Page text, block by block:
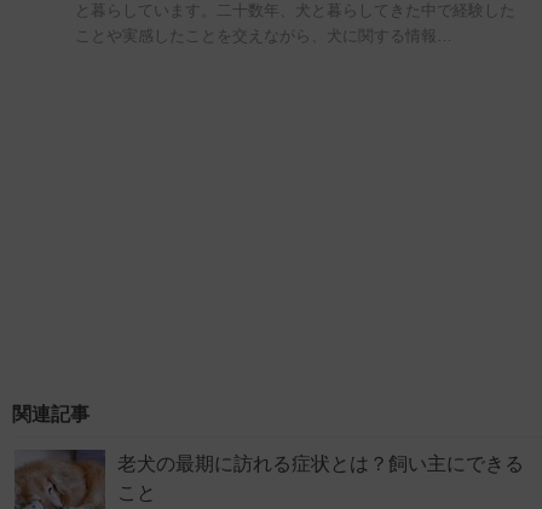
と暮らしています。二十数年、犬と暮らしてきた中で経験した
ことや実感したことを交えながら、犬に関する情報…
関連記事
老犬の最期に訪れる症状とは？飼い主にできる
こと